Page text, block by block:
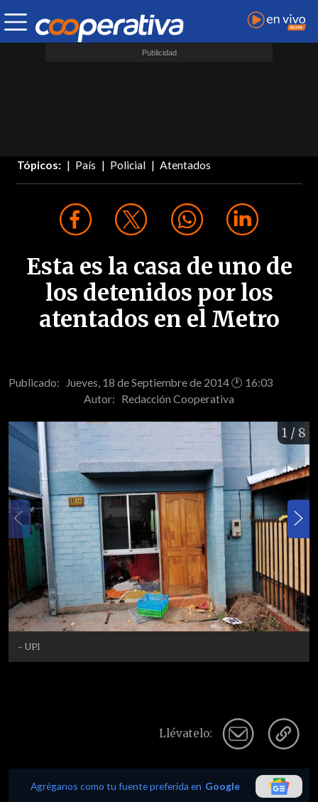
Tópicos: País Policial Atentados
Esta es la casa de uno de
los detenidos por los
atentados en el Metro
Publicado: Jueves, 18 de Septiembre de 2014 🕐 16:03
Autor: Redacción Cooperativa
1 / 8
- UPI
Llévatelo:
Agréganos como tu fuente preferida en Google